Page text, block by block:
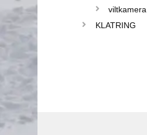
viltkamera
KLATRING